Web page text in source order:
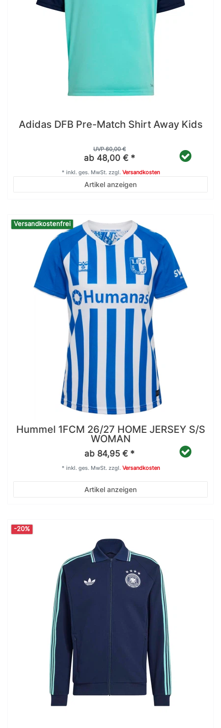
Adidas DFB Pre-Match Shirt Away Kids
UVP 60,00 €
ab 48,00 € *
Artikel anzeigen
* inkl. ges. MwSt.zzgl. Versandkosten
Versandkostenfrei
Hummel 1FCM 26/27 HOME JERSEY S/S
WOMAN
ab 84,95 € *
Artikel anzeigen
* inkl. ges. MwSt.zzgl. Versandkosten
-20%